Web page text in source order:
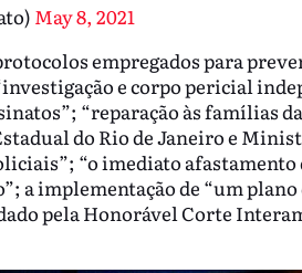
May 8, 2021
empregados para
e corpo pericial
“reparação às famílias
do Rio de Janeiro e
“o imediato
a implementação de “um
pela Honorável Corte